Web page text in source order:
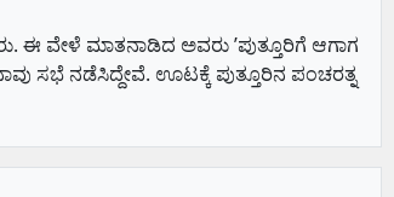
ಈ ವೇಳೆ ಮಾತನಾಡಿದ ಅವರು ʼಪುತ್ತೂರಿಗೆ ಆಗಾಗ
ಸಭೆ ನಡೆಸಿದ್ದೇವೆ. ಊಟಕ್ಕೆ ಪುತ್ತೂರಿನ ಪಂಚರತ್ನ